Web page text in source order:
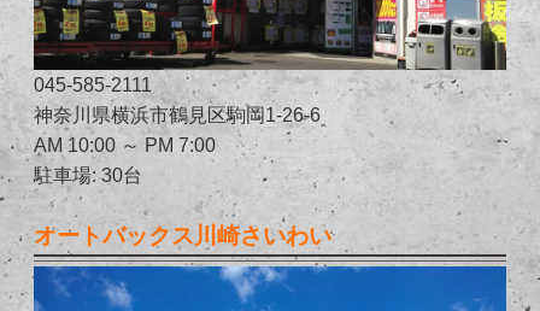
045-585-2111
神奈川県横浜市鶴見区駒岡1-26-6
AM 10:00 ～ PM 7:00
駐車場: 30台
オートバックス川崎さいわい